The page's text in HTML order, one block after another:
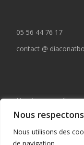
Nous
Nous utilisons des
05 56 44 76 17
contact @
Horaires accueil :
du lundi au jeudi de
et de 14:00 à 17:00